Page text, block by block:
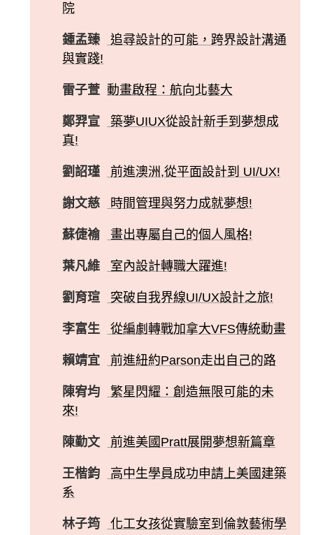
院
鍾孟臻
追尋設計的可能，跨界設計溝通
與實踐!
雷子萱 動畫啟程：航向北藝大
鄭羿宣
築夢UIUX從設計新手到夢想成
真!
劉詔瑾 前進澳洲,從平面設計到 UI/UX!
謝文慈 時間管理與努力成就夢想!
蘇倢褕 畫出專屬自己的個人風格!
葉凡維 室內設計轉職大躍進!
劉育瑄 突破自我界線UI/UX設計之旅!
李富生 從編劇轉戰加拿大VFS傳統動畫
賴靖宜 前進紐約Parson走出自己的路
陳宥均
繁星閃耀：創造無限可能的未
來!
陳勤文 前進美國Pratt展開夢想新篇章
王楷鈞
高中生學員成功申請上美國建築
系
林子筠
化工女孩從實驗室到倫敦藝術學